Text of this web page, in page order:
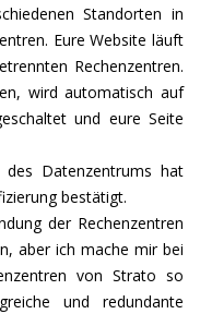
Standorten in
Eure Website läuft
Rechenzentren.
wird automatisch auf
und eure Seite
des Datenzentrums hat
bestätigt.
der Rechenzentren
aber ich mache mir bei
von Strato so
und redundante